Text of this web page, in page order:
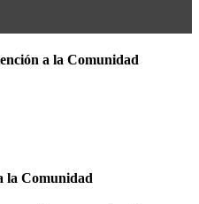
a la Comunidad
la Comunidad